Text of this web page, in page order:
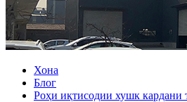
Хона
Блог
Роҳи иқтисодии хушк кардани